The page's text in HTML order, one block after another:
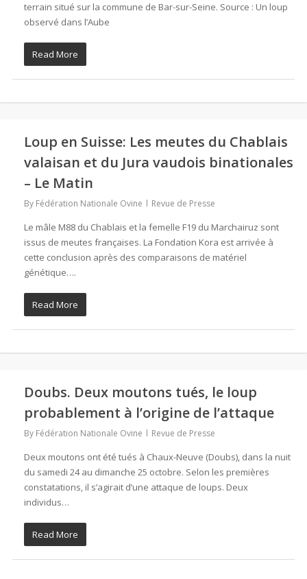
terrain situé sur la commune de Bar-sur-Seine. Source : Un loup
observé dans l’Aube
Read More
Loup en Suisse: Les meutes du Chablais
valaisan et du Jura vaudois binationales
– Le Matin
By Fédération Nationale Ovine Revue de Presse
Le mâle M88 du Chablais et la femelle F19 du Marchairuz sont
issus de meutes françaises. La Fondation Kora est arrivée à
cette conclusion après des comparaisons de matériel
génétique….
Read More
Doubs. Deux moutons tués, le loup
probablement à l’origine de l’attaque
By Fédération Nationale Ovine Revue de Presse
Deux moutons ont été tués à Chaux-Neuve (Doubs), dans la nuit
du samedi 24 au dimanche 25 octobre. Selon les premières
constatations, il s’agirait d’une attaque de loups. Deux
individus…
Read More